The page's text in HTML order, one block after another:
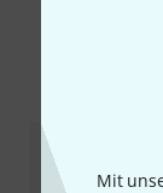
Mit